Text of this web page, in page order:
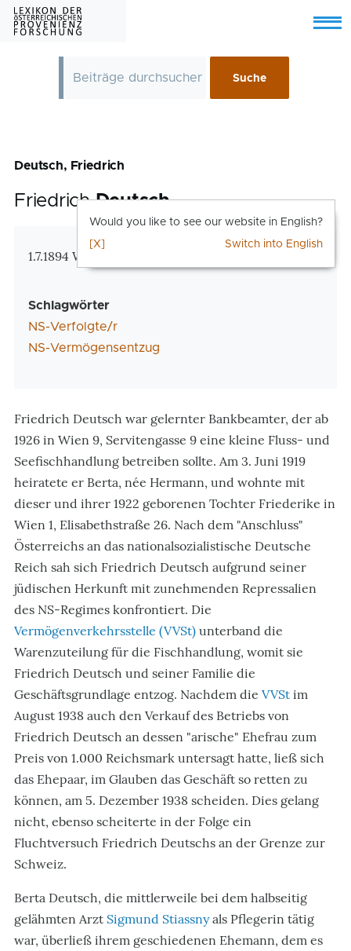
Skip to main content
Menu
Deutsch, Friedrich
FriedrichDeutsch
Zusatzinformationen
1.7.1894 Wien – den 8.5.1945 nicht überlebt
Schlagwörter
NS-Verfolgte/r
NS-Vermögensentzug
Friedrich Deutsch war gelernter Bankbeamter, der ab
1926 in Wien 9, Servitengasse 9 eine kleine Fluss- und
Seefischhandlung betreiben sollte. Am 3. Juni 1919
heiratete er Berta, née Hermann, und wohnte mit
dieser und ihrer 1922 geborenen Tochter Friederike in
Wien 1, Elisabethstraße 26. Nach dem "Anschluss"
Österreichs an das nationalsozialistische Deutsche
Reich sah sich Friedrich Deutsch aufgrund seiner
jüdischen Herkunft mit zunehmenden Repressalien
des NS-Regimes konfrontiert. Die
Vermögenverkehrsstelle (VVSt) unterband die
Warenzuteilung für die Fischhandlung, womit sie
Friedrich Deutsch und seiner Familie die
Geschäftsgrundlage entzog. Nachdem die VVSt im
August 1938 auch den Verkauf des Betriebs von
Friedrich Deutsch an dessen "arische" Ehefrau zum
Preis von 1.000 Reichsmark untersagt hatte, ließ sich
das Ehepaar, im Glauben das Geschäft so retten zu
können, am 5. Dezember 1938 scheiden. Dies gelang
nicht, ebenso scheiterte in der Folge ein
Fluchtversuch Friedrich Deutschs an der Grenze zur
Schweiz.
Berta Deutsch, die mittlerweile bei dem halbseitig
gelähmten Arzt Sigmund Stiassnyals Pflegerin tätig
war, überließ ihrem geschiedenen Ehemann, dem es
Would you like to see our website in English?
Switch into English
[X]